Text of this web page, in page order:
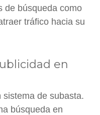
de búsqueda como
tráfico hacia su
en
de subasta.
búsqueda en